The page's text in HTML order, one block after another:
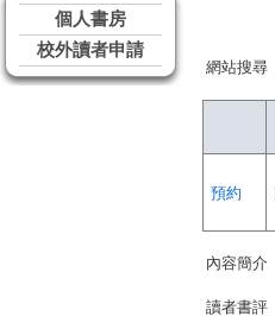
個人書房
校外讀者申請
網站搜尋
預約
內容簡介
讀者書評